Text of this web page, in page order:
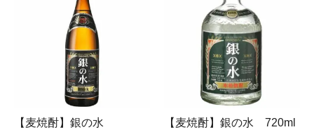
【麦焼酎】銀の水
【麦焼酎】銀の水 720ml